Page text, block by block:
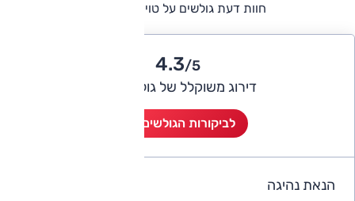
חוות דעת גולשים על טויוטה קאמרי
4.3/5
דירוג משוקלל של גולשי אוטו
לביקורות הגולשים (8)
הנאת נהיגה